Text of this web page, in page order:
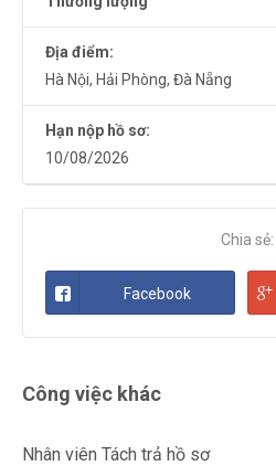
Địa điểm:
Hà Nội, Hải Phòng, Đà Nẵng
Hạn nộp hồ sơ:
10/08/2026
Chia sẻ:
Facebook
Công việc khác
Nhân viên Tách trả hồ sơ